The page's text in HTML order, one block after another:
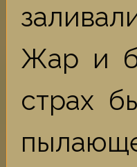
Жар и
страх